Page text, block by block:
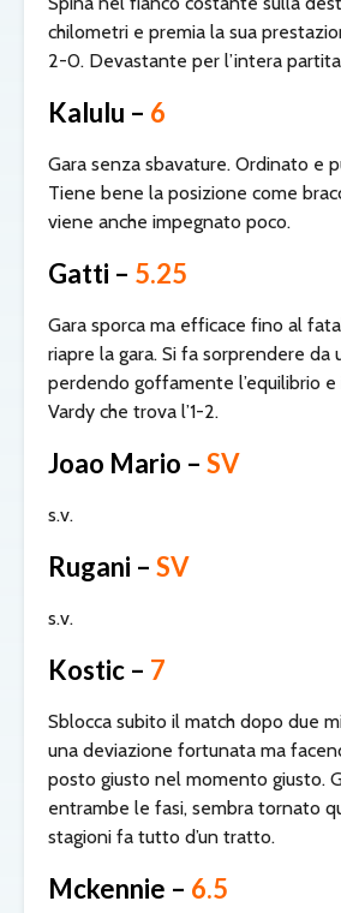
chilometri e premia la sua
2-0. Devastante per l’intera
Kalulu – 6
Gara senza sbavature. Ordinato e
Tiene bene la posizione come
viene anche impegnato poco.
Gatti – 5.25
Gara sporca ma efficace fino al
riapre la gara. Si fa sorprendere da
perdendo goffamente l’equilibrio
Vardy che trova l’1-2.
Joao Mario – SV
s.v.
Rugani – SV
s.v.
Kostic – 7
Sblocca subito il match dopo due
una deviazione fortunata ma
posto giusto nel momento giusto.
entrambe le fasi, sembra tornato
stagioni fa tutto d’un tratto.
Mckennie – 6.5